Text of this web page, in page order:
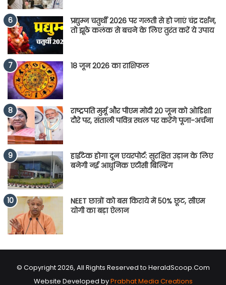
प्रद्युम्न चतुर्थी 2026 पर गलती से हो जाएं चंद्र दर्शन,
तो झूठे कलंक से बचने के लिए तुरंत करें ये उपाय
18 जून 2026 का राशिफल
राष्ट्रपति मुर्मू और पीएम मोदी 20 जून को ओडिशा
दौरे पर, संताली पवित्र स्थल पर करेंगे पूजा-अर्चना
हाईटेक होगा दून एयरपोर्ट: सुरक्षित उड़ान के लिए
बनेगी नई आधुनिक एटीसी बिल्डिंग
NEET छात्रों को बस किराये में 50% छूट, सीएम
योगी का बड़ा ऐलान
© Copyright 2026, All Rights Reserved to HeraldScoop.Com
Website Developed byPrabhat Media Creations